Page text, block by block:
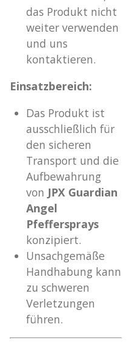
das Produkt nicht
weiter verwenden
und uns
kontaktieren.
Einsatzbereich:
Das Produkt ist
ausschließlich für
den sicheren
Transport und die
Aufbewahrung
von JPX Guardian
Angel
Pfeffersprays
konzipiert.
Unsachgemäße
Handhabung kann
zu schweren
Verletzungen
führen.